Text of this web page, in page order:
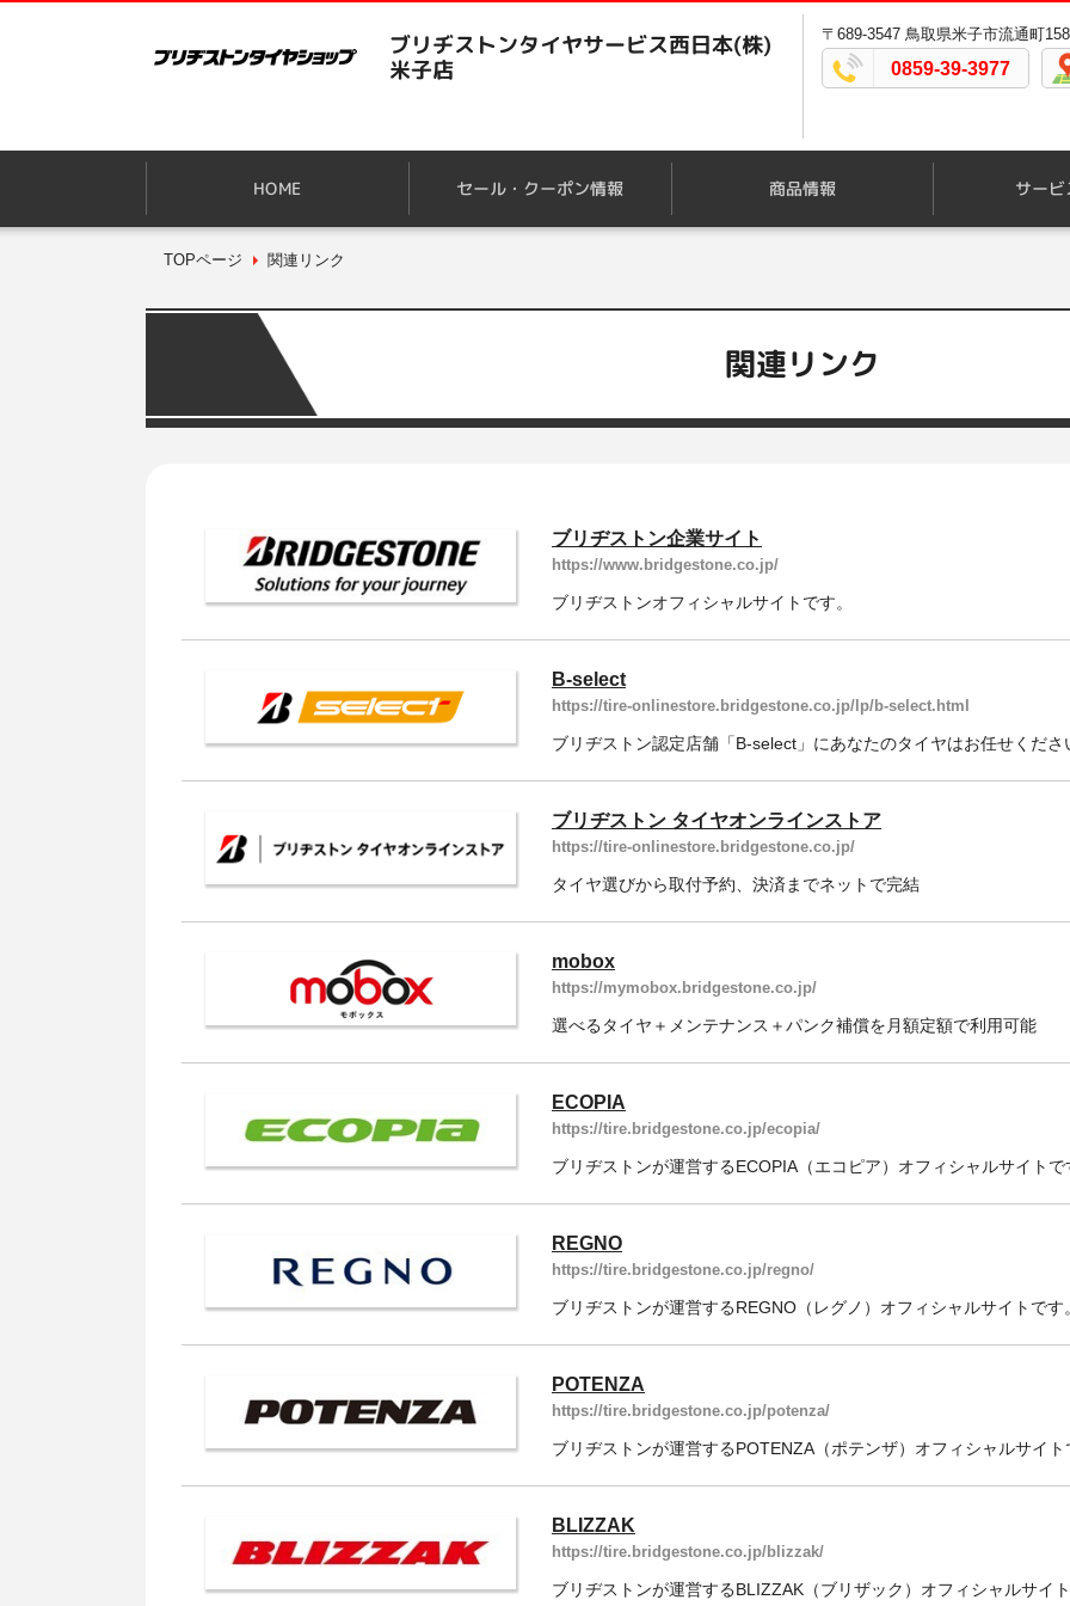
ブリヂストンタイヤサービス西日本(株)
米子店
〒689-3547 鳥取県米子市流通町
0859-39-3977
HOME セール・クーポン情報 商品情報 サー
TOPページ 関連リンク
関連リンク
ブリヂストン企業サイト
https://www.bridgestone.co.jp/
ブリヂストンオフィシャルサイトです。
B-select
https://tire-onlinestore.bridgestone.co.jp/lp/b-select.html
ブリヂストン認定店舗「B-select」にあなたのタイヤはお任せくださ
ブリヂストン タイヤオンラインストア
https://tire-onlinestore.bridgestone.co.jp/
タイヤ選びから取付予約、決済までネットで完結
mobox
https://mymobox.bridgestone.co.jp/
選べるタイヤ＋メンテナンス＋パンク補償を月額定額で利用可能
ECOPIA
https://tire.bridgestone.co.jp/ecopia/
ブリヂストンが運営するECOPIA（エコピア）オフィシャルサイトで
REGNO
https://tire.bridgestone.co.jp/regno/
ブリヂストンが運営するREGNO（レグノ）オフィシャルサイトです
POTENZA
https://tire.bridgestone.co.jp/potenza/
ブリヂストンが運営するPOTENZA（ポテンザ）オフィシャルサイト
BLIZZAK
https://tire.bridgestone.co.jp/blizzak/
ブリヂストンが運営するBLIZZAK（ブリザック）オフィシャルサイ